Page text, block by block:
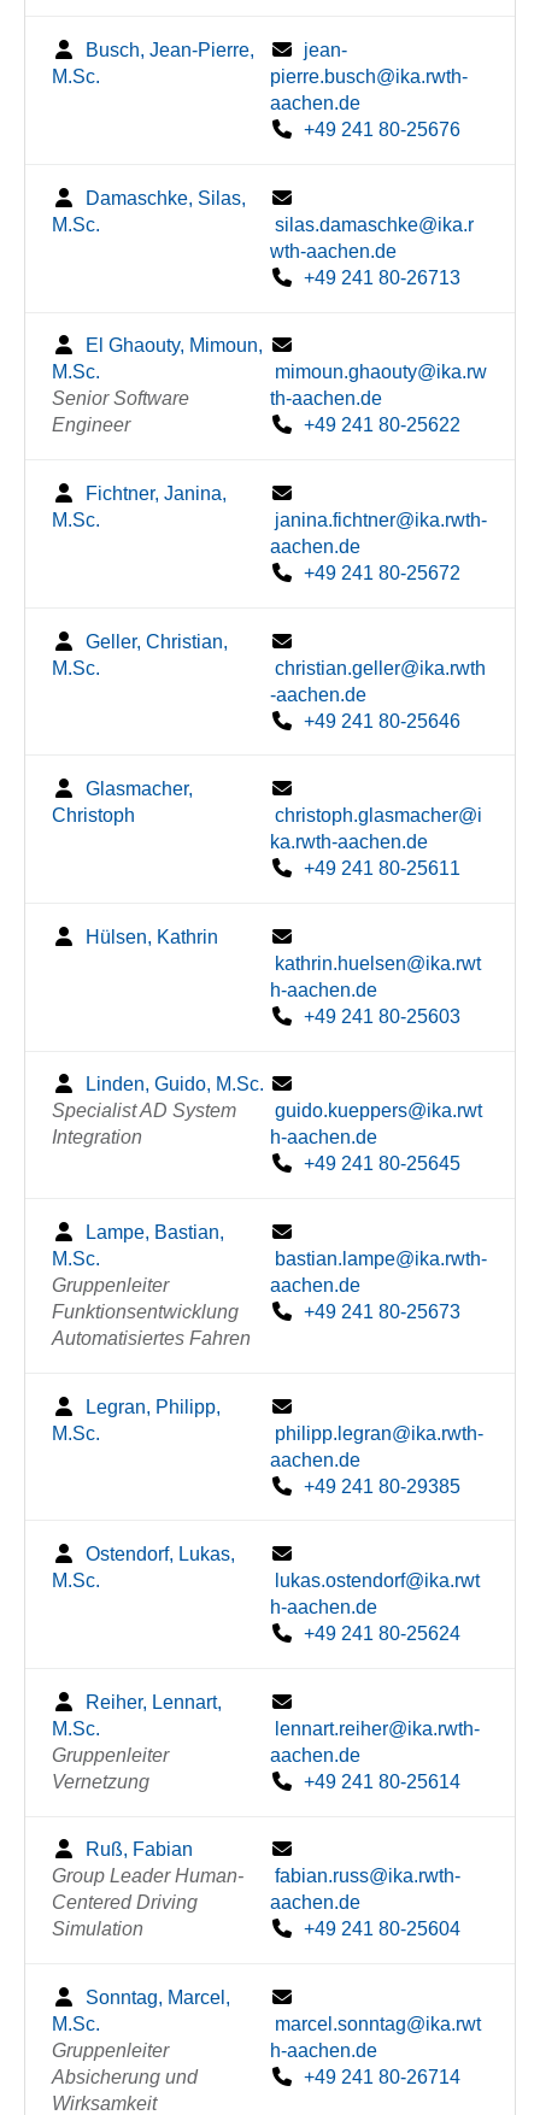
Busch, Jean-Pierre,
M.Sc.
jean-
pierre.busch@ika.rwth-
aachen.de
+49 241 80-25676
Damaschke, Silas,
M.Sc.
silas.damaschke@ika.r
wth-aachen.de
+49 241 80-26713
El Ghaouty, Mimoun,
M.Sc.
Senior Software
Engineer
mimoun.ghaouty@ika.rw
th-aachen.de
+49 241 80-25622
Fichtner, Janina,
M.Sc.
janina.fichtner@ika.rwth-
aachen.de
+49 241 80-25672
Geller, Christian,
M.Sc.
christian.geller@ika.rwth
-aachen.de
+49 241 80-25646
Glasmacher,
Christoph
christoph.glasmacher@i
ka.rwth-aachen.de
+49 241 80-25611
Hülsen, Kathrin
kathrin.huelsen@ika.rwt
h-aachen.de
+49 241 80-25603
Linden, Guido, M.Sc.
Specialist AD System
Integration
guido.kueppers@ika.rwt
h-aachen.de
+49 241 80-25645
Lampe, Bastian,
M.Sc.
Gruppenleiter
Funktionsentwicklung
Automatisiertes Fahren
bastian.lampe@ika.rwth-
aachen.de
+49 241 80-25673
Legran, Philipp,
M.Sc.
philipp.legran@ika.rwth-
aachen.de
+49 241 80-29385
Ostendorf, Lukas,
M.Sc.
lukas.ostendorf@ika.rwt
h-aachen.de
+49 241 80-25624
Reiher, Lennart,
M.Sc.
Gruppenleiter
Vernetzung
lennart.reiher@ika.rwth-
aachen.de
+49 241 80-25614
Ruß, Fabian
Group Leader Human-
Centered Driving
Simulation
fabian.russ@ika.rwth-
aachen.de
+49 241 80-25604
Sonntag, Marcel,
M.Sc.
Gruppenleiter
Absicherung und
Wirksamkeit
marcel.sonntag@ika.rwt
h-aachen.de
+49 241 80-26714